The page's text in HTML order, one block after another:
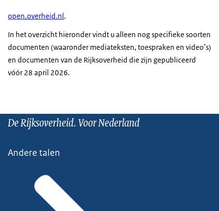
open.overheid.nl.
In het overzicht hieronder vindt u alleen nog specifieke soorten
documenten (waaronder mediateksten, toespraken en video’s)
en documenten van de Rijksoverheid die zijn gepubliceerd
vóór 28 april 2026.
De Rijksoverheid. Voor Nederland
Andere talen